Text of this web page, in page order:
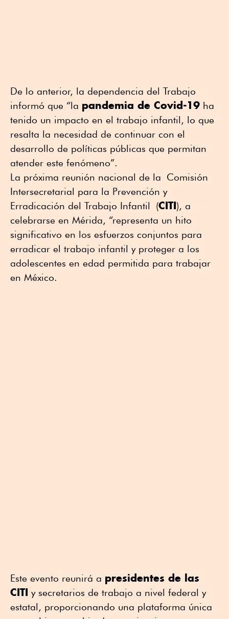
De lo anterior, la dependencia del Trabajo
informó que “la pandemia de Covid-19 ha
tenido un impacto en el trabajo infantil, lo que
resalta la necesidad de continuar con el
desarrollo de políticas públicas que permitan
atender este fenómeno”.
La próxima reunión nacional de la Comisión
Intersecretarial para la Prevención y
Erradicación del Trabajo Infantil (CITI), a
celebrarse en Mérida, “representa un hito
significativo en los esfuerzos conjuntos para
erradicar el trabajo infantil y proteger a los
adolescentes en edad permitida para trabajar
en México.
Este evento reunirá a presidentes de las
CITI y secretarios de trabajo a nivel federal y
estatal, proporcionando una plataforma única